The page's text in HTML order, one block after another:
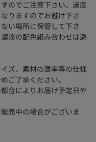
のでご注意下さい。過度
りますのでお避け下さ
い場所に保管して下さ
淡の配色組み合わせは避
ズ、素材の混率等の仕様
ご了承ください。
合によりお届け予定日や
売中の場合がございま